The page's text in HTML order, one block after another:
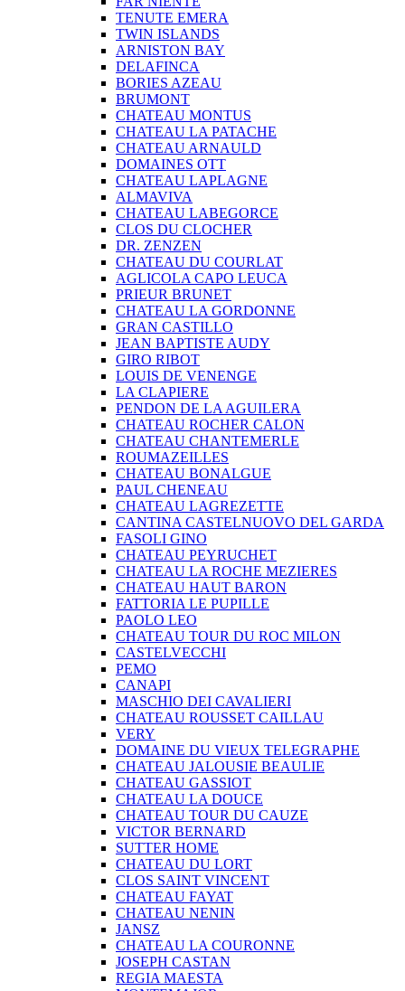
TENUTE EMERA
TWIN ISLANDS
ARNISTON BAY
DELAFINCA
BORIES AZEAU
BRUMONT
CHATEAU MONTUS
CHATEAU LA PATACHE
CHATEAU ARNAULD
DOMAINES OTT
CHATEAU LAPLAGNE
ALMAVIVA
CHATEAU LABEGORCE
CLOS DU CLOCHER
DR. ZENZEN
CHATEAU DU COURLAT
AGLICOLA CAPO LEUCA
PRIEUR BRUNET
CHATEAU LA GORDONNE
GRAN CASTILLO
JEAN BAPTISTE AUDY
GIRO RIBOT
LOUIS DE VENENGE
LA CLAPIERE
PENDON DE LA AGUILERA
CHATEAU ROCHER CALON
CHATEAU CHANTEMERLE
ROUMAZEILLES
CHATEAU BONALGUE
PAUL CHENEAU
CHATEAU LAGREZETTE
CANTINA CASTELNUOVO DEL GARDA
FASOLI GINO
CHATEAU PEYRUCHET
CHATEAU LA ROCHE MEZIERES
CHATEAU HAUT BARON
FATTORIA LE PUPILLE
PAOLO LEO
CHATEAU TOUR DU ROC MILON
CASTELVECCHI
PEMO
CANAPI
MASCHIO DEI CAVALIERI
CHATEAU ROUSSET CAILLAU
VERY
DOMAINE DU VIEUX TELEGRAPHE
CHATEAU JALOUSIE BEAULIE
CHATEAU GASSIOT
CHATEAU LA DOUCE
CHATEAU TOUR DU CAUZE
VICTOR BERNARD
SUTTER HOME
CHATEAU DU LORT
CLOS SAINT VINCENT
CHATEAU FAYAT
CHATEAU NENIN
JANSZ
CHATEAU LA COURONNE
JOSEPH CASTAN
REGIA MAESTA